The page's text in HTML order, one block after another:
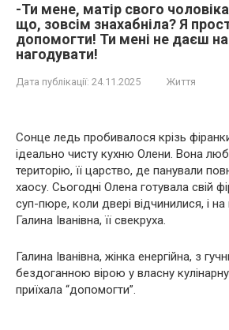
-Ти мене, матір свого
що, зовсім знахабніла? Я
допомогти! Ти мені не даєш
нагодувати!
Дата публікації: 24.11.2025 Життя
Сонце ледь пробивалося крізь
ідеально чисту кухню Олени. Вона
територію, її царство, де панували
хаосу. Сьогодні Олена готувала свій
суп-пюре, коли двері відчинилися, і на
Галина Іванівна, її свекруха.
Галина Іванівна, жінка енергійна, з
бездоганною вірою у власну кулінарну
приїхала “допомогти”.